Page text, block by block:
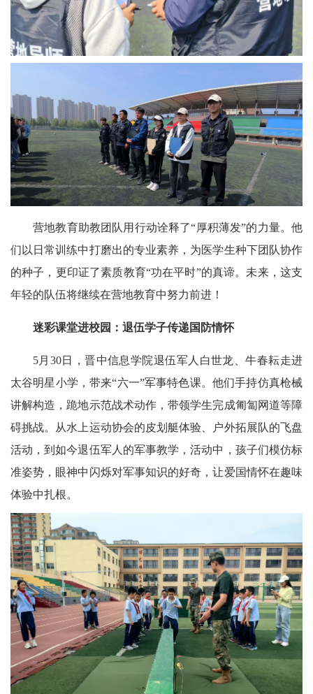
营地教育助教团队用行动诠释了“厚积薄发”的力量。他
们以日常训练中打磨出的专业素养，为医学生种下团队协作
的种子，更印证了素质教育“功在平时”的真谛。未来，这支
年轻的队伍将继续在营地教育中努力前进！
迷彩课堂进校园：退伍学子传递国防情怀
5月30日，晋中信息学院退伍军人白世龙、牛春耘走进
太谷明星小学，带来“六一”军事特色课。他们手持仿真枪械
讲解构造，跪地示范战术动作，带领学生完成匍匐网道等障
碍挑战。从水上运动协会的皮划艇体验、户外拓展队的飞盘
活动，到如今退伍军人的军事教学，活动中，孩子们模仿标
准姿势，眼神中闪烁对军事知识的好奇，让爱国情怀在趣味
体验中扎根。